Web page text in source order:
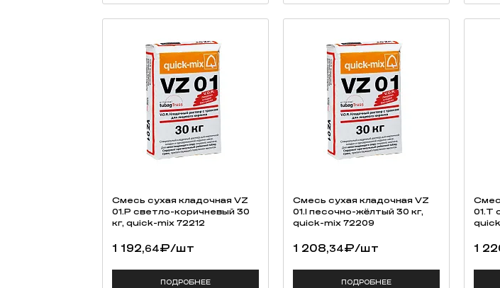
Смесь cухая кладочная VZ
01.P светло-коричневый 30
кг, quick-mix 72212
1 192,64₽/шт
ПОДРОБНЕЕ
Смесь cухая кладочная VZ
01.I песочно-жёлтый 30 кг,
quick-mix 72209
1 208,34₽/шт
ПОДРОБНЕЕ
01.T
1